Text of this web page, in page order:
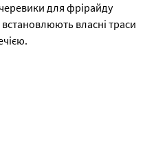
черевики для фрірайду
власні траси